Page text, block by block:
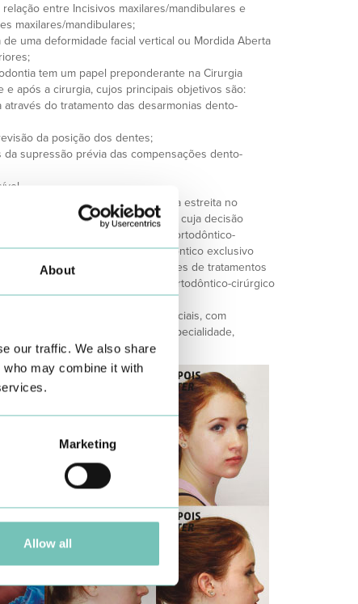
About
our traffic. We also share
may combine it with
Marketing
Allow all
entre Incisivos maxilares/mandibulares e
maxilares/mandibulares;
de uma deformidade facial vertical ou Mordida Aberta
tem um papel preponderante na Cirurgia
e após a cirurgia, cujos principais objetivos são:
através do tratamento das desarmonias dento-
da posição dos dentes;
da supressão prévia das compensações dento-
devem trabalhar em harmonia estreita no
abordagem ortodôntico-cirúrgica, cuja decisão
a seguir: ortodôntico exclusivo, ortodôntico-
Nas crianças, o tratamento ortodôntico exclusivo
reduzindo as necessidades de tratamentos
já cessou, o tratamento ortodôntico-cirúrgico
equipa de cirurgiões maxilo-faciais, com
áreas de intervenção desta especialidade,